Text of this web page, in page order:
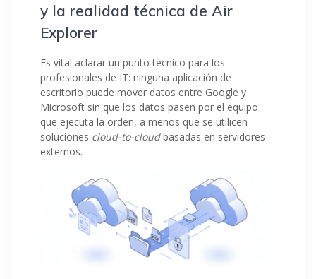
y la realidad técnica de Air
Explorer
Es vital aclarar un punto técnico para los
profesionales de IT: ninguna aplicación de
escritorio puede mover datos entre Google y
Microsoft sin que los datos pasen por el equipo
que ejecuta la orden, a menos que se utilicen
soluciones cloud-to-cloudbasadas en servidores
externos.